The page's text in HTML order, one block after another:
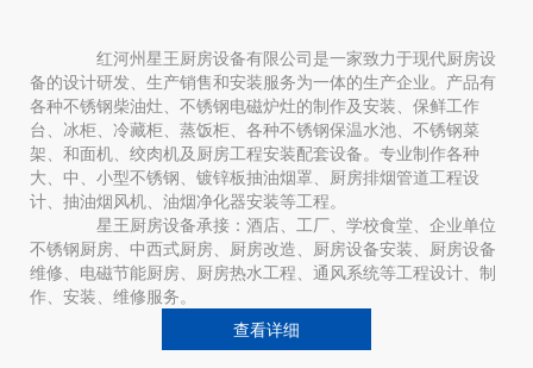
红河州星王厨房设备有限公司是一家致力于现代厨房设
备的设计研发、生产销售和安装服务为一体的生产企业。产品有
各种不锈钢柴油灶、不锈钢电磁炉灶的制作及安装、保鲜工作
台、冰柜、冷藏柜、蒸饭柜、各种不锈钢保温水池、不锈钢菜
架、和面机、绞肉机及厨房工程安装配套设备。专业制作各种
大、中、小型不锈钢、镀锌板抽油烟罩、厨房排烟管道工程设
计、抽油烟风机、油烟净化器安装等工程。
星王厨房设备承接：酒店、工厂、学校食堂、企业单位
不锈钢厨房、中西式厨房、厨房改造、厨房设备安装、厨房设备
维修、电磁节能厨房、厨房热水工程、通风系统等工程设计、制
作、安装、维修服务。
查看详细